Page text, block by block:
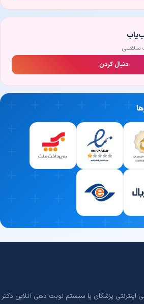
سلامتی
دنبال کردن
پزشکان یا سیستم نوبت دهی آنلاین دکتر